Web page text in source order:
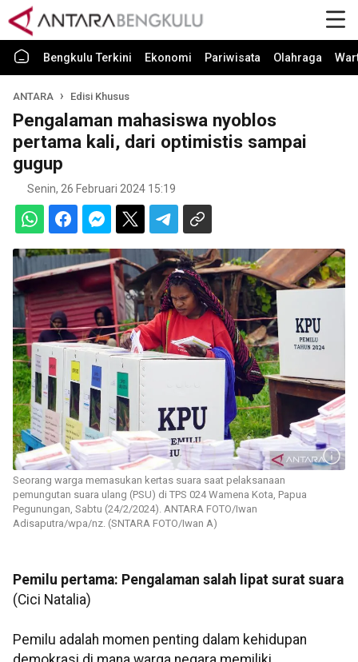
Bengkulu Terkini Ekonomi Pariwisata Olahraga
ANTARA Edisi Khusus
Pengalaman mahasiswa nyoblos
pertama kali, dari optimistis sampai
gugup
Senin, 26 Februari 2024 15:19
Seorang warga memasukan kertas suara saat pelaksanaan
pemungutan suara ulang (PSU) di TPS 024 Wamena Kota, Papua
Pegunungan, Sabtu (24/2/2024). ANTARA FOTO/Iwan
Adisaputra/wpa/nz. (SNTARA FOTO/Iwan A)
Pemilu pertama: Pengalaman salah lipat surat suara
(Cici Natalia)
Pemilu adalah momen penting dalam kehidupan